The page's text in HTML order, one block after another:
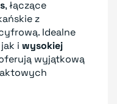
, łączące
z
Idealne
jak i wysokiej
wyjątkową